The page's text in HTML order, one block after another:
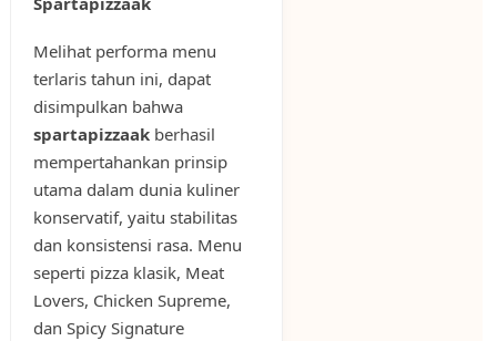
Melihat performa menu
terlaris tahun ini, dapat
disimpulkan bahwa
spartapizzaakberhasil
mempertahankan prinsip
utama dalam dunia kuliner
konservatif, yaitu stabilitas
dan konsistensi rasa. Menu
seperti pizza klasik, Meat
Lovers, Chicken Supreme,
dan Spicy Signature